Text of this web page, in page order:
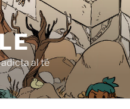
al té